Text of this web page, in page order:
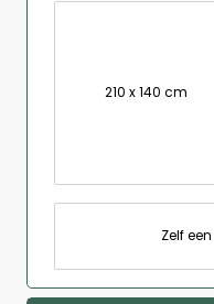
210 x 140 cm
Zelf